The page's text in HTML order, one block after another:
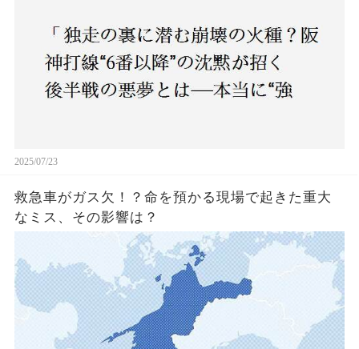
2025/07/23
救急車がガス欠！？命を預かる現場で起きた重大
なミス、その影響は？